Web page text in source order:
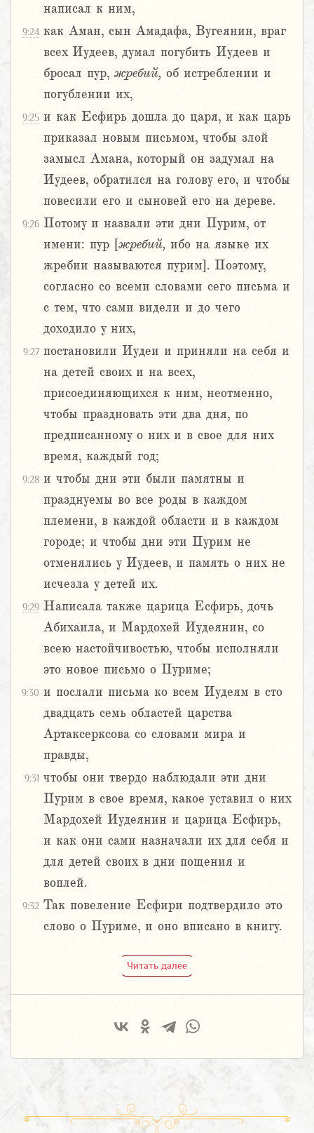
написал к ним,
9:24 как Аман, сын Амадафа, Вугеянин, враг
всех Иудеев, думал погубить Иудеев и
бросал пур, жребий, об истреблении и
погублении их,
9:25 и как Есфирь дошла до царя, и как царь
приказал новым письмом, чтобы злой
замысл Амана, который он задумал на
Иудеев, обратился на голову его, и чтобы
повесили его и сыновей его на дереве.
9:26 Потому и назвали эти дни Пурим, от
имени: пур [ жребий, ибо на языке их
жребии называются пурим]. Поэтому,
согласно со всеми словами сего письма и
с тем, что сами видели и до чего
доходило у них,
9:27 постановили Иудеи и приняли на себя и
на детей своих и на всех,
присоединяющихся к ним, неотменно,
чтобы праздновать эти два дня, по
предписанному о них и в свое для них
время, каждый год;
9:28 и чтобы дни эти были памятны и
празднуемы во все роды в каждом
племени, в каждой области и в каждом
городе; и чтобы дни эти Пурим не
отменялись у Иудеев, и память о них не
исчезла у детей их.
9:29 Написала также царица Есфирь, дочь
Абихаила, и Мардохей Иудеянин, со
всею настойчивостью, чтобы исполняли
это новое письмо о Пуриме;
9:30 и послали письма ко всем Иудеям в сто
двадцать семь областей царства
Артаксерксова со словами мира и
правды,
9:31 чтобы они твердо наблюдали эти дни
Пурим в свое время, какое уставил о них
Мардохей Иудеянин и царица Есфирь,
и как они сами назначали их для себя и
для детей своих в дни пощения и
воплей.
9:32 Так повеление Есфири подтвердило это
слово о Пуриме, и оно вписано в книгу.
Читать далее